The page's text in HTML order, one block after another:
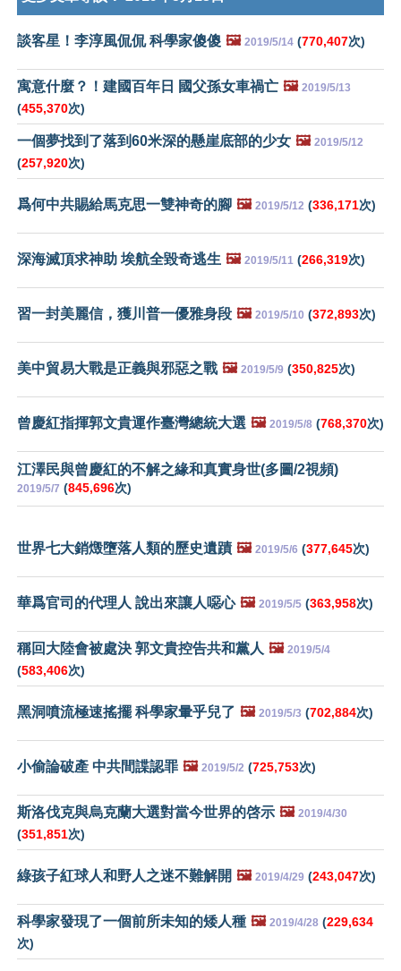
談客星！李淳風侃侃 科學家傻傻 🖼️ 2019/5/14 (770,407次)
寓意什麼？！建國百年日 國父孫女車禍亡 🖼️ 2019/5/13
(455,370次)
一個夢找到了落到60米深的懸崖底部的少女 🖼️ 2019/5/12
(257,920次)
爲何中共賜給馬克思一雙神奇的腳 🖼️ 2019/5/12 (336,171次)
深海滅頂求神助 埃航全毀奇逃生 🖼️ 2019/5/11 (266,319次)
習一封美麗信，獲川普一優雅身段 🖼️ 2019/5/10 (372,893次)
美中貿易大戰是正義與邪惡之戰 🖼️ 2019/5/9 (350,825次)
曾慶紅指揮郭文貴運作臺灣總統大選 🖼️ 2019/5/8 (768,370次)
江澤民與曾慶紅的不解之緣和真實身世(多圖/2視頻)
2019/5/7 (845,696次)
世界七大銷燬墮落人類的歷史遺蹟 🖼️ 2019/5/6 (377,645次)
華爲官司的代理人 說出來讓人噁心 🖼️ 2019/5/5 (363,958次)
稱回大陸會被處決 郭文貴控告共和黨人 🖼️ 2019/5/4
(583,406次)
黑洞噴流極速搖擺 科學家暈乎兒了 🖼️ 2019/5/3 (702,884次)
小偷論破產 中共間諜認罪 🖼️ 2019/5/2 (725,753次)
斯洛伐克與烏克蘭大選對當今世界的啓示 🖼️ 2019/4/30
(351,851次)
綠孩子紅球人和野人之迷不難解開 🖼️ 2019/4/29 (243,047次)
科學家發現了一個前所未知的矮人種 🖼️ 2019/4/28 (229,634
次)